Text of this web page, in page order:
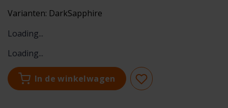
Varianten: DarkSapphire
Loading...
Loading...
In de winkelwagen